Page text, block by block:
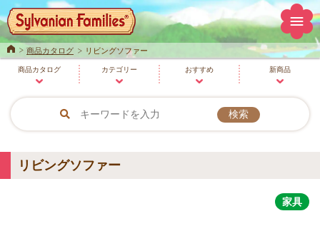
Home商品カタログ リビングソファー
新商品
おすすめ
カテゴリー
商品カタログ
リビングソファー
家具